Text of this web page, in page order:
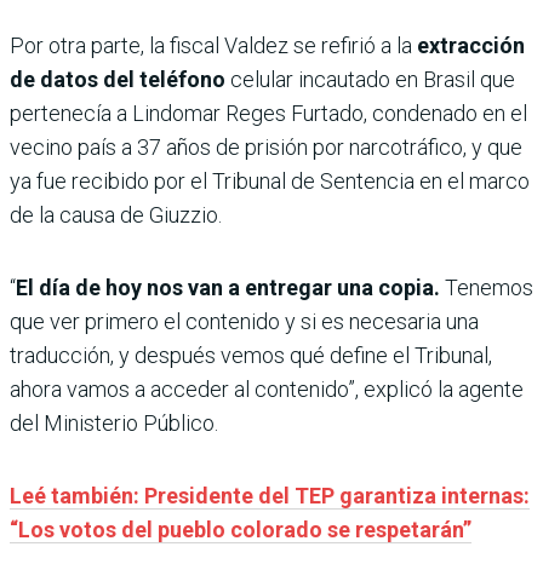
Por otra parte, la fiscal Valdez se refirió a la extracción
de datos del teléfono celular incautado en Brasil que
pertenecía a Lindomar Reges Furtado, condenado en el
vecino país a 37 años de prisión por narcotráfico, y que
ya fue recibido por el Tribunal de Sentencia en el marco
de la causa de Giuzzio.
“El día de hoy nos van a entregar una copia. Tenemos
que ver primero el contenido y si es necesaria una
traducción, y después vemos qué define el Tribunal,
ahora vamos a acceder al contenido”, explicó la agente
del Ministerio Público.
Leé también: Presidente del TEP garantiza internas:
“Los votos del pueblo colorado se respetarán”